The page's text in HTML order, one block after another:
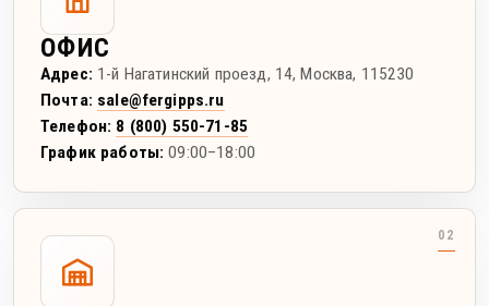
ОФИС
Адрес: 1-й Нагатинский проезд, 14,Москва, 115230
Почта: sale@fergipps.ru
Телефон: 8 (800) 550-71-85
График работы: 09:00–18:00